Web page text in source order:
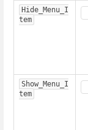
Hide_Menu_I
tem
Show_Menu_I
tem